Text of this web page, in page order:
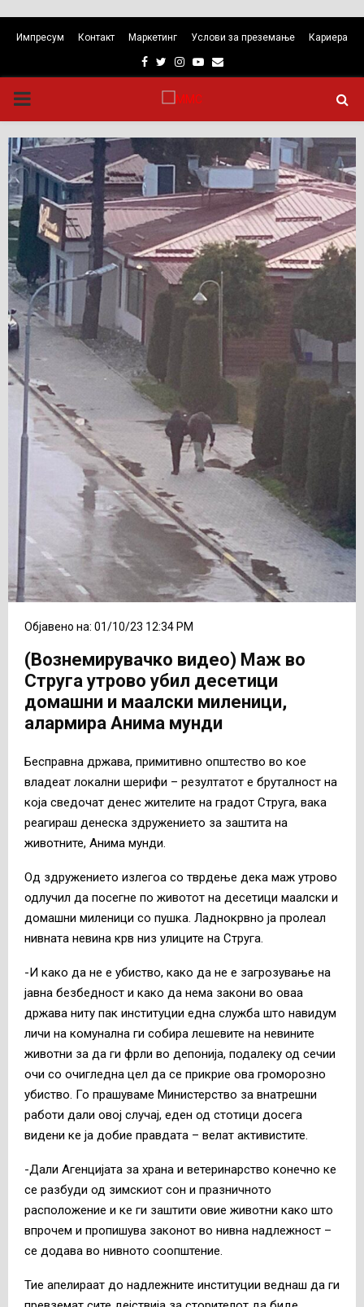
Импресум Контакт Маркетинг Услови за преземање Кариера
Facebook
TwitterInstagram
Youtube
Email
PRIMARY
MENU
Објавено на: 01/10/23 12:34 PM
(Вознемирувачко видео) Маж во
Струга утрово убил десетици
домашни и маалски миленици,
алармира Анима мунди
Бесправна држава, примитивно општество во кое
владеат локални шерифи – резултатот е бруталност на
која сведочат денес жителите на градот Струга, вака
реагираш денеска здружението за заштита на
животните, Анима мунди.
Од здружението излегоа со тврдење дека маж утрово
одлучил да посегне по животот на десетици маалски и
домашни миленици со пушка. Ладнокрвно ја пролеал
нивната невина крв низ улиците на Струга.
-И како да не е убиство, како да не е загрозување на
јавна безбедност и како да нема закони во оваа
држава ниту пак институции една служба што навидум
личи на комунална ги собира лешевите на невините
животни за да ги фрли во депонија, подалеку од сечии
очи со очигледна цел да се прикрие ова громорозно
убиство. Го прашуваме Министерство за внатрешни
работи дали овој случај, еден од стотици досега
видени ке ја добие правдата – велат активистите.
-Дали Агенцијата за храна и ветеринарство конечно ке
се разбуди од зимскиот сон и празничното
расположение и ке ги заштити овие животни како што
впрочем и пропишува законот во нивна надлежност –
се додава во нивното соопштение.
Тие апелираат до надлежните институции веднаш да ги